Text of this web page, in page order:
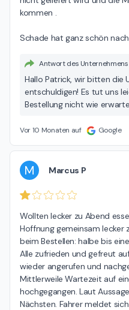
kommen .
Schade hat ganz schön
Antwort des Unternehmens
Hallo Patrick, wir bitten die
entschuldigen! Es tut uns
Bestellung nicht wie
Feedback sehr ernst und
Vor 10 Monaten auf Google
M Marcus P
Wollten lecker zu Abend
Hoffnung gemeinsam lecker
beim Bestellen: halbe bis
Alle zufrieden und gefreut
wieder angerufen und
Mittlerweile Wartezeit auf
hochgegangen. Laut
Nächsten. Fahrer meldet